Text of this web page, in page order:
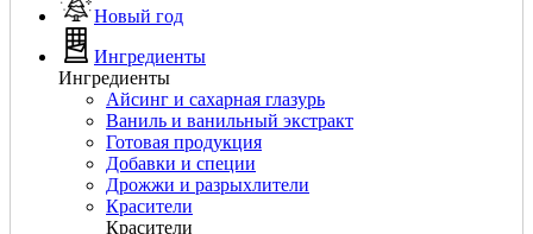
Новый год
Ингредиенты
Ингредиенты
Айсинг и сахарная глазурь
Ваниль и ванильный экстракт
Готовая продукция
Добавки и специи
Дрожжи и разрыхлители
Красители
Красители